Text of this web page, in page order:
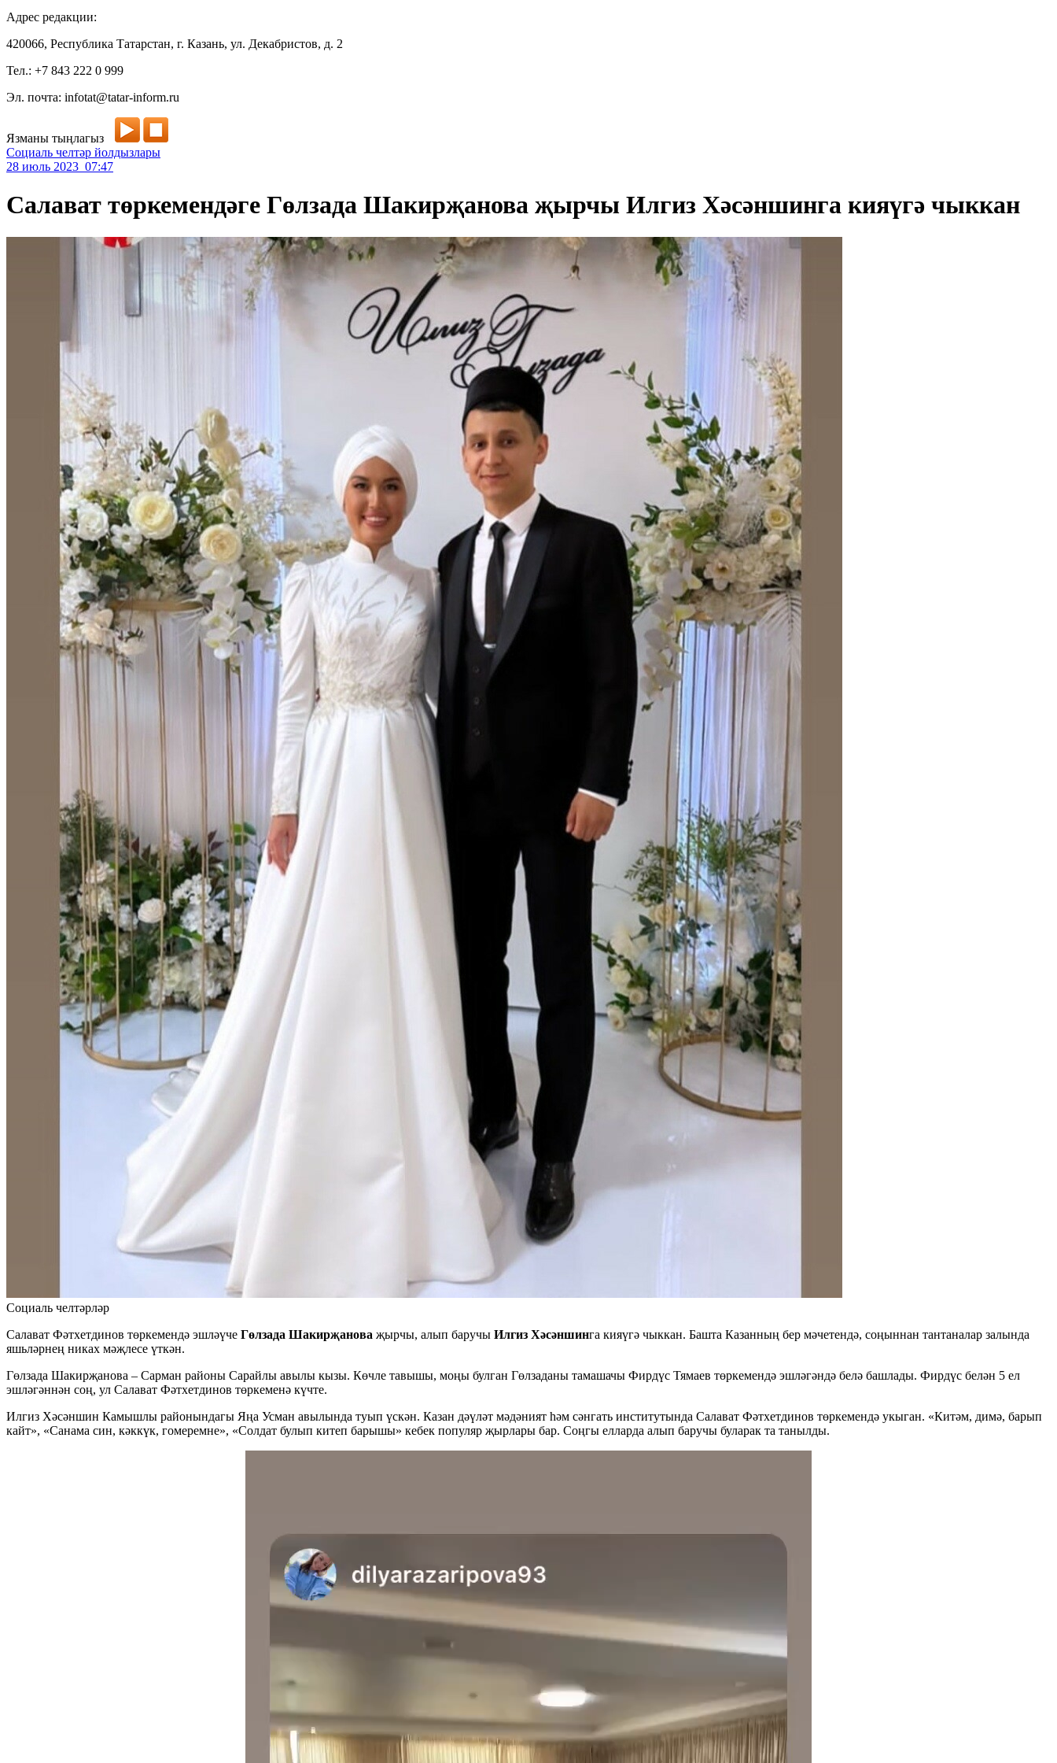
Адрес редакции:
420066, Республика Татарстан, г. Казань, ул. Декабристов, д. 2
Тел.: +7 843 222 0 999
Эл. почта: infotat@tatar-inform.ru
Язманы тыңлагыз
Социаль челтәр йолдызлары
28 июль 2023 07:47
Салават төркемендәге Гөлзада Шакирҗанова җырчы Илгиз Хәсәншинга кияүгә чыккан
Социаль челтәрләр
Салават Фәтхетдинов төркемендә эшләүче Гөлзада Шакирҗанова җырчы, алып баручы Илгиз Хәсәншинга кияүгә чыккан. Башта Казанның бер мәчетендә, соңыннан тантаналар залында
яшьләрнең никах мәҗлесе үткән.
Гөлзада Шакирҗанова – Сарман районы Сарайлы авылы кызы. Көчле тавышы, моңы булган Гөлзаданы тамашачы Фирдүс Тямаев төркемендә эшләгәндә белә башлады. Фирдүс белән 5 ел
эшләгәннән соң, ул Салават Фәтхетдинов төркеменә күчте.
Илгиз Хәсәншин Камышлы районындагы Яңа Усман авылында туып үскән. Казан дәүләт мәдәният һәм сәнгать институтында Салават Фәтхетдинов төркемендә укыган. «Китәм, димә, барып
кайт», «Санама син, кәккүк, гомеремне», «Солдат булып китеп барышы» кебек популяр җырлары бар. Соңгы елларда алып баручы буларак та танылды.